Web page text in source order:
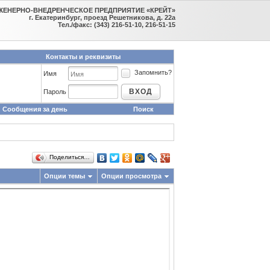
ВНЕДРЕНЧЕСКОЕ ПРЕДПРИЯТИЕ «КРЕЙТ»
г. Екатеринбург, проезд Решетникова, д. 22а
Тел./факс: (343) 216-51-10, 216-51-15
Контакты и реквизиты
Имя Запомнить?
Пароль ВХОД
Сообщения за день Поиск
Поделиться…
Опции темы Опции просмотра